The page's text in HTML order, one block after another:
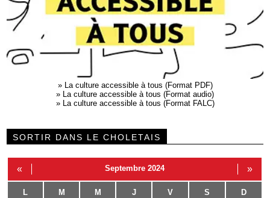
»
La culture accessible à tous (Format PDF)
»
La culture accessible à tous (Format audio)
»
La culture accessible à tous (Format FALC)
SORTIR DANS LE CHOLETAIS
« Septembre 2024 »
L M M J V S D